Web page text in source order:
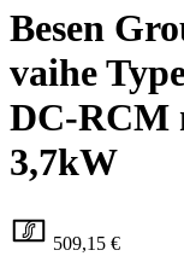
Besen
vaihe
DC-RCM
3,7kW
509,15 €